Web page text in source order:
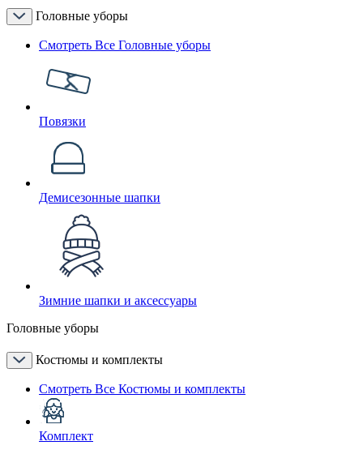
Головные уборы
Смотреть Все Головные уборы
Повязки
Демисезонные шапки
Зимние шапки и аксессуары
Головные уборы
Костюмы и комплекты
Смотреть Все Костюмы и комплекты
Комплект